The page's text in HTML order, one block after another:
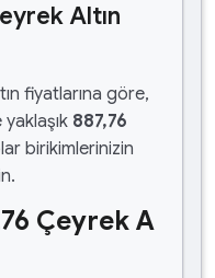
Altın
fiyatlarına göre,
yaklaşık 887,76
birikimlerinizin
Çeyrek A